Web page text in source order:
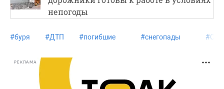
непогоды
#буря #ДТП #погибшие #снегопады #
РЕКЛАМА